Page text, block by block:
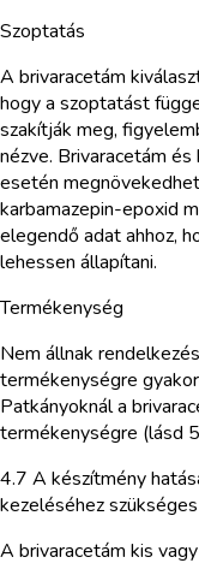
Szoptatás
A brivaracetám
hogy a szoptatást
szakítják meg,
nézve. Brivaracetám
esetén
karbamazepin-epoxid
elegendő adat ahhoz,
lehessen állapítani.
Termékenység
Nem állnak
termékenységre
Patkányoknál a
termékenységre (lásd
4.7 A készítmény
kezeléséhez
A brivaracetám kis